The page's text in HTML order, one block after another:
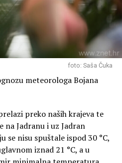
foto: Saša Čuka
meteorologa Bojana
preko naših krajeva te
Jadranu i uz Jadran
se nisu spuštale ispod 30 °C,
iznad 21 °C, a u